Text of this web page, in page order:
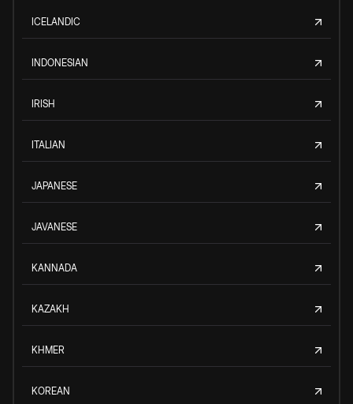
ICELANDIC
INDONESIAN
IRISH
ITALIAN
JAPANESE
JAVANESE
KANNADA
KAZAKH
KHMER
KOREAN